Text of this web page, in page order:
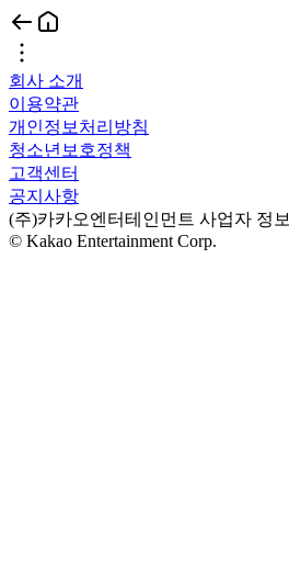
회사 소개
이용약관
개인정보처리방침
청소년보호정책
고객센터
공지사항
(주)카카오엔터테인먼트 사업자 정보
© Kakao Entertainment Corp.